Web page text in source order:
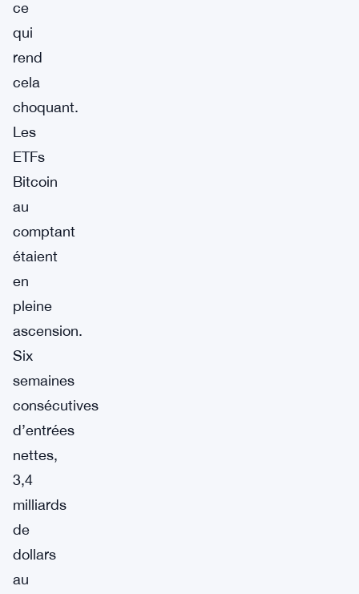
ce
qui
rend
cela
choquant.
Les
ETFs
Bitcoin
au
comptant
étaient
en
pleine
ascension.
Six
semaines
consécutives
d’entrées
nettes,
3,4
milliards
de
dollars
au